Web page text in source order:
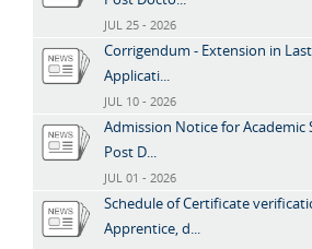
JUL 25 - 2026
Corrigendum - Extension in
Applicati...
JUL 10 - 2026
Admission Notice for Academic
Post D...
JUL 01 - 2026
Schedule of Certificate
Apprentice, d...